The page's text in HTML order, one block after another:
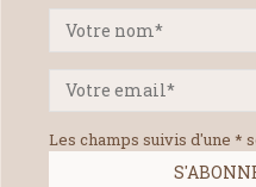
Les champs suivis d'une *